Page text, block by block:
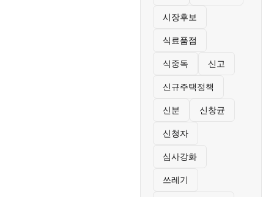
시장후보
식료품점
식중독 신고
신규주택정책
신분 신창균
신청자
심사강화
쓰레기